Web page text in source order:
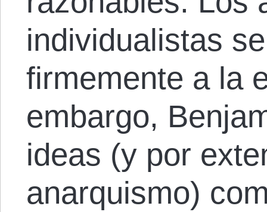
individualistas
firmemente a la
embargo,
ideas (y por
anarquismo)